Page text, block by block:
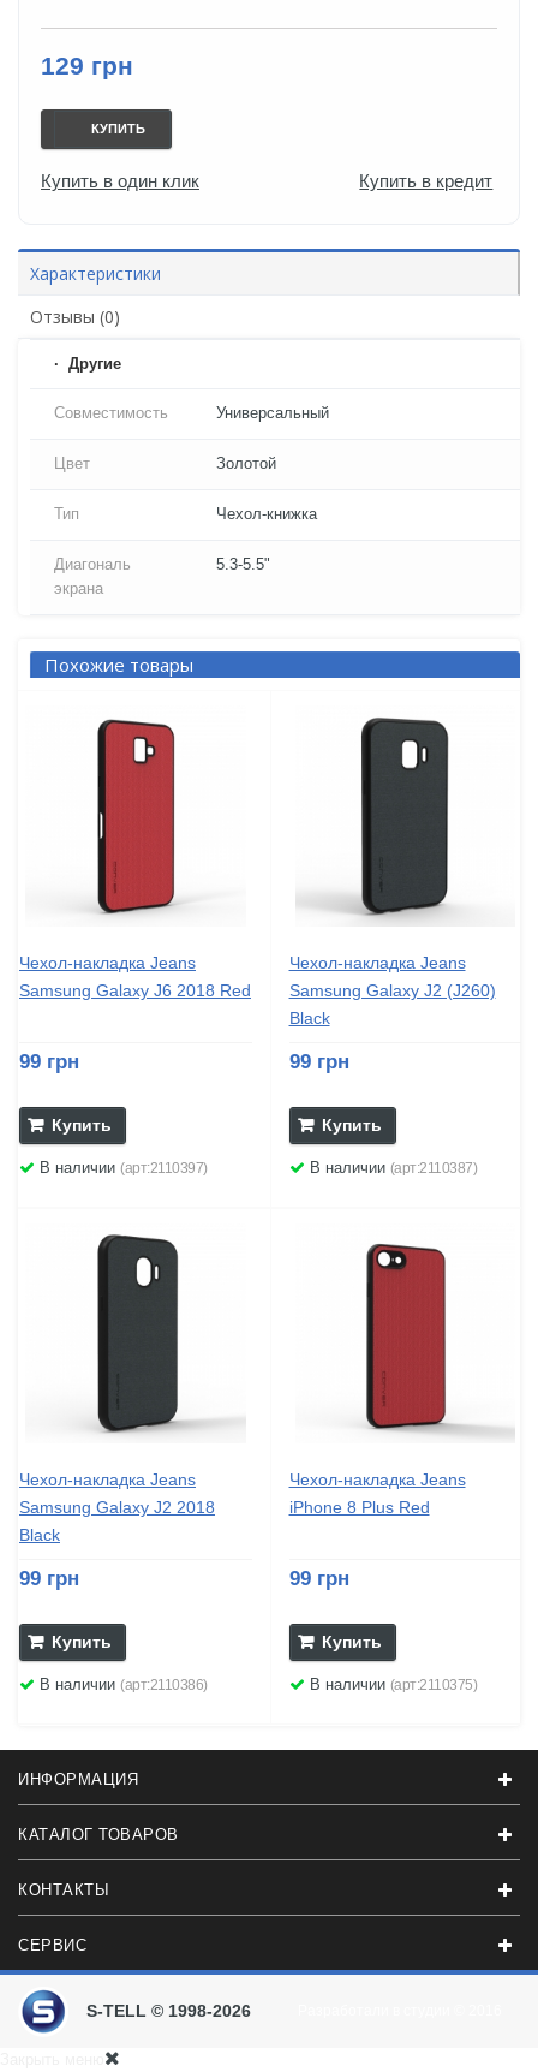
129 грн
КУПИТЬ
Купить в один клик Купить в кредит
Характеристики
Отзывы (0)
Другие
Совместимость Универсальный
Цвет Золотой
Тип Чехол-книжка
Диагональ
экрана
5.3-5.5"
Похожие товары
Чехол-накладка Jeans
Samsung Galaxy J6 2018 Red
99 грн
Купить
В наличии (арт:2110397)
Чехол-накладка Jeans
Samsung Galaxy J2 (J260)
Black
99 грн
Купить
В наличии (арт:2110387)
Чехол-накладка Jeans
Samsung Galaxy J2 2018
Black
99 грн
Купить
В наличии (арт:2110386)
Чехол-накладка Jeans
iPhone 8 Plus Red
99 грн
Купить
В наличии (арт:2110375)
ИНФОРМАЦИЯ
КАТАЛОГ ТОВАРОВ
КОНТАКТЫ
СЕРВИС
S-TELL © 1998-2026